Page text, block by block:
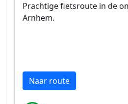
Prachtige fietsroute in de
Arnhem.
Naar route